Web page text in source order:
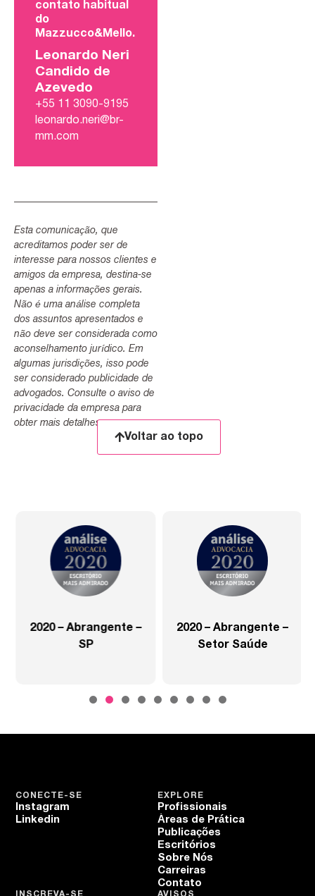
contato habitual
do
Mazzucco&Mello.
Leonardo Neri
Candido de
Azevedo
+55 11 3090-9195
leonardo.neri@br-
mm.com
Esta comunicação, que
acreditamos poder ser de
interesse para nossos clientes e
amigos da empresa, destina-se
apenas a informações gerais.
Não é uma análise completa
dos assuntos apresentados e
não deve ser considerada como
aconselhamento jurídico. Em
algumas jurisdições, isso pode
ser considerado publicidade de
advogados. Consulte o aviso de
privacidade da empresa para
obter mais detalhes.
Voltar ao topo
2020 – Abrangente –
SP
2020 – Abrangente –
Setor Saúde
EXPLORE
Profissionais
Áreas de Prática
Publicações
Escritórios
Sobre Nós
Carreiras
Contato
CONECTE-SE
Instagram
Linkedin
AVISOS
INSCREVA-SE